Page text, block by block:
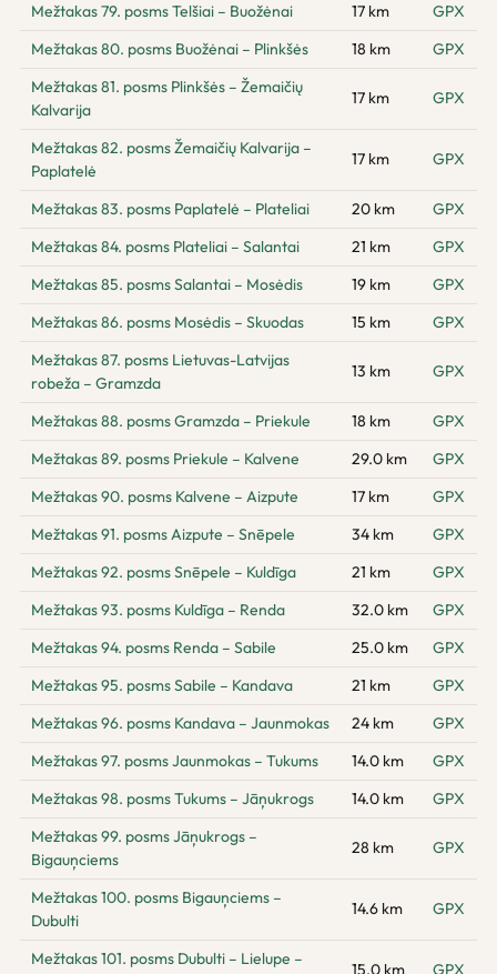
Mežtakas 79. posms Telšiai – Buožėnai
17 km
GPX
Mežtakas 80. posms Buožėnai – Plinkšės
18 km
GPX
Mežtakas 81. posms Plinkšės – Žemaičių
Kalvarija
17 km GPX
Mežtakas 82. posms Žemaičių Kalvarija –
Paplatelė
17 km GPX
Mežtakas 83. posms Paplatelė – Plateliai 20 km
GPX
Mežtakas 84. posms Plateliai – Salantai
21 km
GPX
Mežtakas 85. posms Salantai – Mosėdis
19 km
GPX
Mežtakas 86. posms Mosėdis – Skuodas
15 km
GPX
Mežtakas 87. posms Lietuvas-Latvijas
robeža – Gramzda
13 km GPX
Mežtakas 88. posms Gramzda – Priekule 18 km
GPX
Mežtakas 89. posms Priekule – Kalvene
29.0 km
GPX
Mežtakas 90. posms Kalvene – Aizpute
17 km
GPX
Mežtakas 91. posms Aizpute – Snēpele
34 km
GPX
Mežtakas 92. posms Snēpele – Kuldīga
21 km
GPX
Mežtakas 93. posms Kuldīga – Renda
32.0 km
GPX
Mežtakas 94. posms Renda – Sabile
25.0 km
GPX
Mežtakas 95. posms Sabile – Kandava
21 km
GPX
Mežtakas 96. posms Kandava – Jaunmokas
24 km
GPX
Mežtakas 97. posms Jaunmokas – Tukums
14.0 km
GPX
Mežtakas 98. posms Tukums – Jāņukrogs
14.0 km
GPX
Mežtakas 99. posms Jāņukrogs –
Bigauņciems
28 km GPX
Mežtakas 100. posms Bigauņciems –
Dubulti
14.6 km GPX
Mežtakas 101. posms Dubulti – Lielupe –
15.0 km GPX